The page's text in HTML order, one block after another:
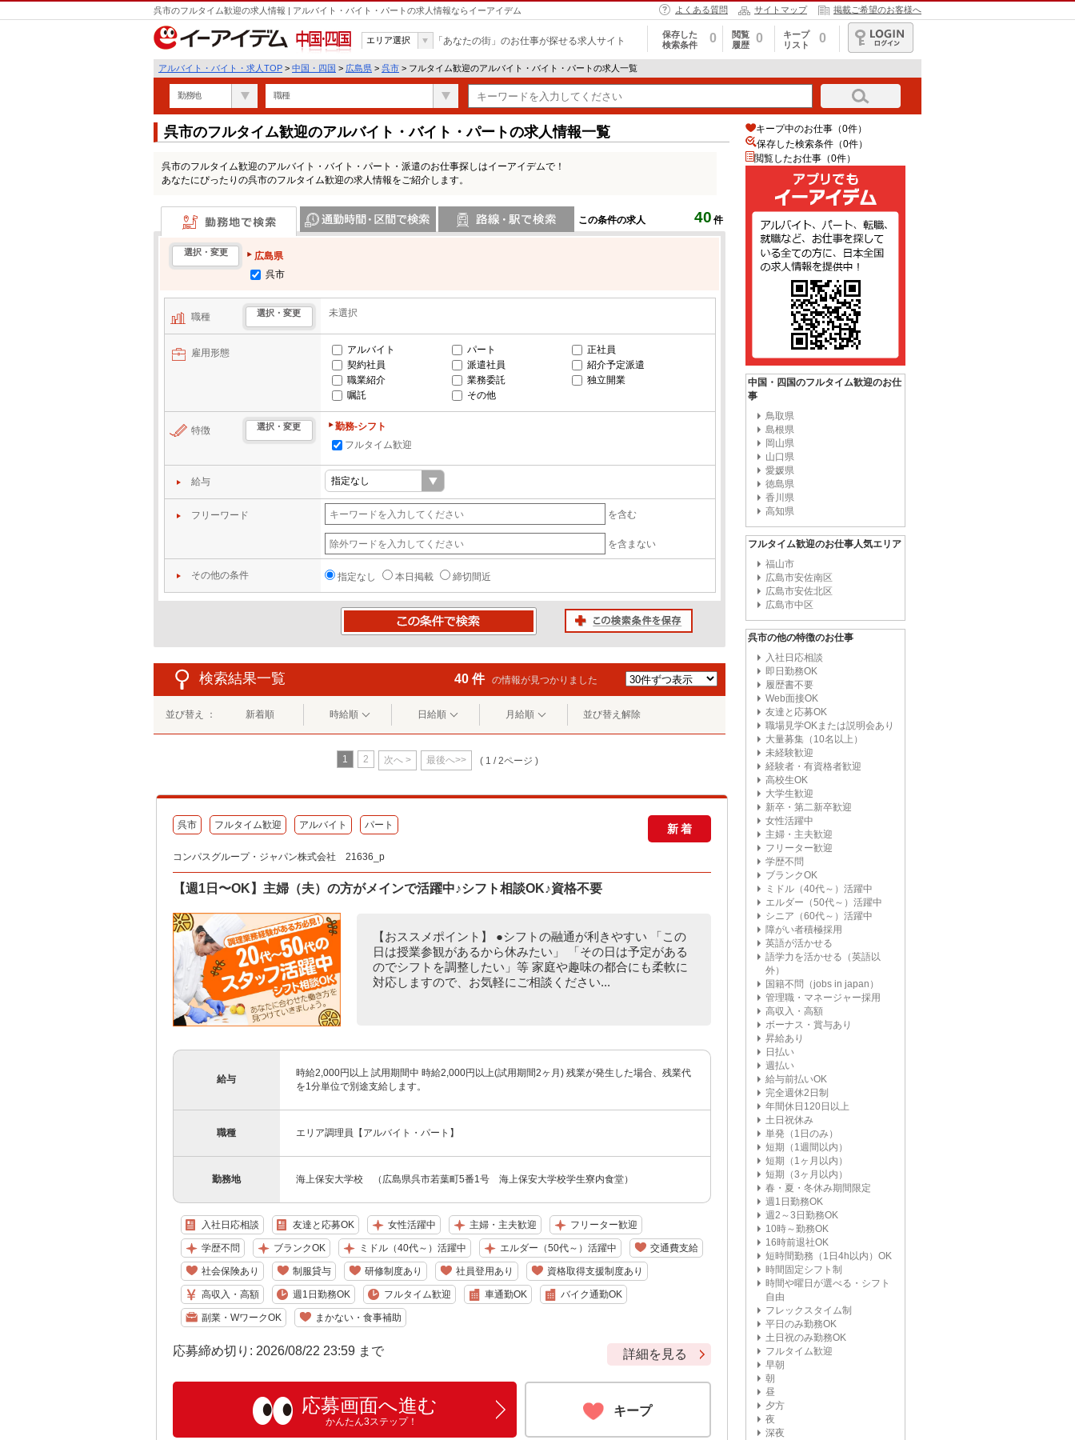
呉市のフルタイム歓迎の求人情報 | アルバイト・バイト・パートの求人情報ならイーアイデム よくある質問 サイトマップ 掲載ご希望のお客様へ
中国・四国
エリア選択 「あなたの街」のお仕事が探せる求人サイト
保存した
検索条件
0
閲覧
履歴
0
キープ
リスト
0
ログイン
アルバイト・バイト・求人TOP > 中国・四国 > 広島県 > 呉市 > フルタイム歓迎のアルバイト・バイト・パートの求人一覧
勤務地 職種
呉市のフルタイム歓迎のアルバイト・バイト・パートの求人情報一覧
呉市のフルタイム歓迎のアルバイト・バイト・パート・派遣のお仕事探しはイーアイデムで！
あなたにぴったりの呉市のフルタイム歓迎の求人情報をご紹介します。
この条件の求人 40 件
勤務地で検索
選択・変更
広島県
呉市
職種 選択・変更 未選択
雇用形態 アルバイト パート
正社員
契約社員
派遣社員
紹介予定派遣
職業紹介
業務委託
独立開業
嘱託
その他
特徴 選択・変更
勤務-シフト
フルタイム歓迎
給与
フリーワード を含む
を含まない
その他の条件 指定なし 本日掲載 締切間近
検索結果一覧 40 件 の情報が見つかりました
並び替え ： 新着順 時給順 日給順 月給順 並び替え解除
1 2 次へ > 最後へ>> ( 1 / 2ページ )
呉市 フルタイム歓迎 アルバイト パート 新着
コンパスグループ・ジャパン株式会社 21636_p
【週1日〜OK】主婦（夫）の方がメインで活躍中♪シフト相談OK♪資格不要
【おススメポイント】 ●シフトの融通が利きやすい 「この
日は授業参観があるから休みたい」 「その日は予定がある
のでシフトを調整したい」等 家庭や趣味の都合にも柔軟に
対応しますので、お気軽にご相談ください...
給与
時給2,000円以上 試用期間中 時給2,000円以上(試用期間2ヶ月) 残業が発生した場合、残業代
を1分単位で別途支給します。
職種 エリア調理員【アルバイト・パート】
勤務地 海上保安大学校 （広島県呉市若葉町5番1号 海上保安大学校学生寮内食堂）
入社日応相談 友達と応募OK 女性活躍中 主婦・主夫歓迎 フリーター歓迎
学歴不問 ブランクOK ミドル（40代～）活躍中 エルダー（50代～）活躍中 交通費支給
社会保険あり 制服貸与 研修制度あり 社員登用あり 資格取得支援制度あり
高収入・高額 週1日勤務OK フルタイム歓迎 車通勤OK バイク通勤OK
副業・WワークOK まかない・食事補助
応募締め切り: 2026/08/22 23:59 まで 詳細を見る
応募画面へ進む
かんたん3ステップ！
キープ
キープ中のお仕事（0件）
保存した検索条件（0件）
閲覧したお仕事（0件）
中国・四国のフルタイム歓迎のお仕
事
鳥取県
島根県
岡山県
山口県
愛媛県
徳島県
香川県
高知県
フルタイム歓迎のお仕事人気エリア
福山市
広島市安佐南区
広島市安佐北区
広島市中区
呉市の他の特徴のお仕事
入社日応相談
即日勤務OK
履歴書不要
Web面接OK
友達と応募OK
職場見学OKまたは説明会あり
大量募集（10名以上）
未経験歓迎
経験者・有資格者歓迎
高校生OK
大学生歓迎
新卒・第二新卒歓迎
女性活躍中
主婦・主夫歓迎
フリーター歓迎
学歴不問
ブランクOK
ミドル（40代～）活躍中
エルダー（50代～）活躍中
シニア（60代～）活躍中
障がい者積極採用
英語が活かせる
語学力を活かせる（英語以
外）
国籍不問（jobs in japan）
管理職・マネージャー採用
高収入・高額
ボーナス・賞与あり
昇給あり
日払い
週払い
給与前払いOK
完全週休2日制
年間休日120日以上
土日祝休み
単発（1日のみ）
短期（1週間以内）
短期（1ヶ月以内）
短期（3ヶ月以内）
春・夏・冬休み期間限定
週1日勤務OK
週2～3日勤務OK
10時～勤務OK
16時前退社OK
短時間勤務（1日4h以内）OK
時間固定シフト制
時間や曜日が選べる・シフト
自由
フレックスタイム制
平日のみ勤務OK
土日祝のみ勤務OK
フルタイム歓迎
早朝
朝
昼
夕方
夜
深夜